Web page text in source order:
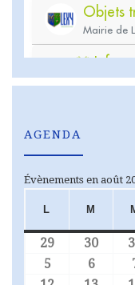
AGENDA
Évènements en août
L LUNDIM
29 29 juillet
30 30
5 5 août 2024
6 6 août